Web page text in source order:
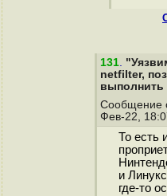
131.
netfilter,
выполнить
Сообщение
Фев-22,
То есть
и
где-то